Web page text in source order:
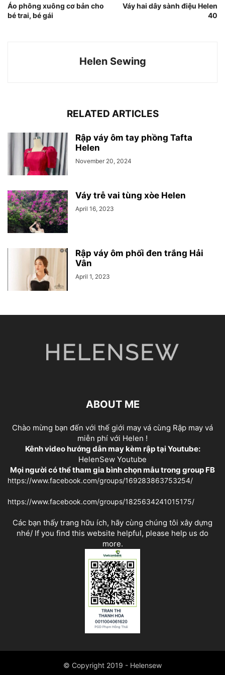
Áo phông xuông cơ bản cho
bé trai, bé gái
Váy hai dây sành điệu Helen
40
Helen Sewing
RELATED ARTICLES
Rập váy ôm tay phồng Tafta
Helen
November 20, 2024
Váy trễ vai tùng xòe Helen
April 16, 2023
Rập váy ôm phối đen trắng Hải
Vân
April 1, 2023
ABOUT ME
Chào mừng bạn đến với thế giới may vá cùng Rập may vá
miễn phí với Helen !
Kênh video hướng dẫn may kèm rập tại Youtube:
HelenSew Youtube
Mọi người có thể tham gia bình chọn mẫu trong group FB
https://www.facebook.com/groups/169283863753254/
https://www.facebook.com/groups/1825634241015175/
Các bạn thấy trang hữu ích, hãy cùng chúng tôi xây dựng
nhé/ If you find this website helpful, please help us do
more.
© Copyright 2019 - Helensew